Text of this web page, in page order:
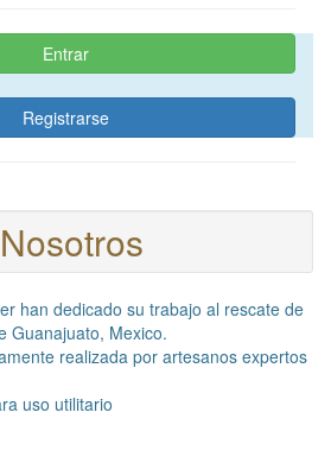
Entrar
Registrarse
han dedicado su trabajo al rescate de
Guanajuato, Mexico.
realizada por artesanos expertos
uso utilitario